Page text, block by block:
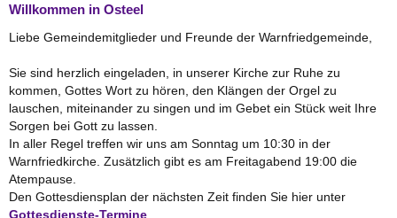
Willkommen in Osteel
Liebe Gemeindemitglieder und Freunde der Warnfriedgemeinde,
Sie sind herzlich eingeladen, in unserer Kirche zur Ruhe zu
kommen, Gottes Wort zu hören, den Klängen der Orgel zu
lauschen, miteinander zu singen und im Gebet ein Stück weit Ihre
Sorgen bei Gott zu lassen.
In aller Regel treffen wir uns am Sonntag um 10:30 in der
Warnfriedkirche. Zusätzlich gibt es am Freitagabend 19:00 die
Atempause.
Den Gottesdiensplan der nächsten Zeit finden Sie hier unter
Gottesdienste-Termine